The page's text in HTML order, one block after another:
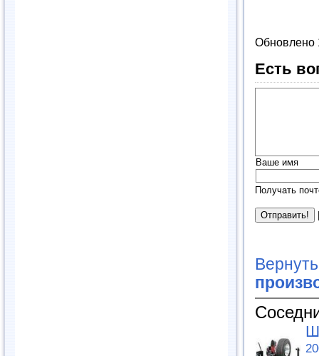
Обновлено
Есть
Ваше имя
Получать